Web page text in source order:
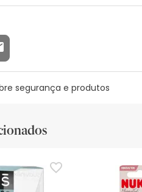
segurança e produtos
visual
dispomos de imagens de
recomendamos
não hesites em contactar-